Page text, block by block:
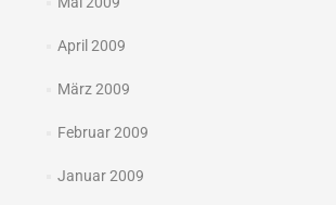
April 2009
März 2009
Februar 2009
Januar 2009